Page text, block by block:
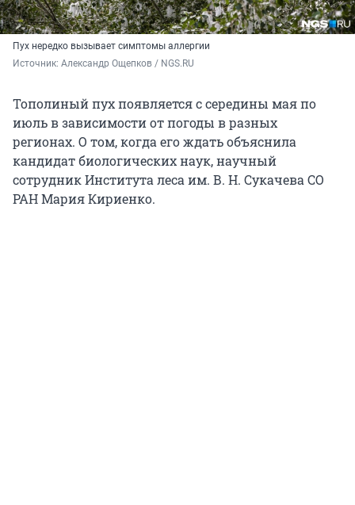
Пух нередко вызывает симптомы аллергии
Источник: Александр Ощепков / NGS.RU
Тополиный пух появляется с середины мая по
июль в зависимости от погоды в разных
регионах. О том, когда его ждать объяснила
кандидат биологических наук, научный
сотрудник Института леса им. В. Н. Сукачева СО
РАН Мария Кириенко.